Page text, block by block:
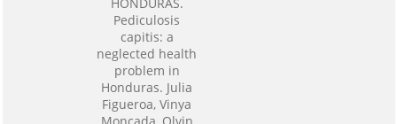
Pediculosis
capitis: a
neglected health
problem in
Honduras. Julia
Figueroa, Vinya